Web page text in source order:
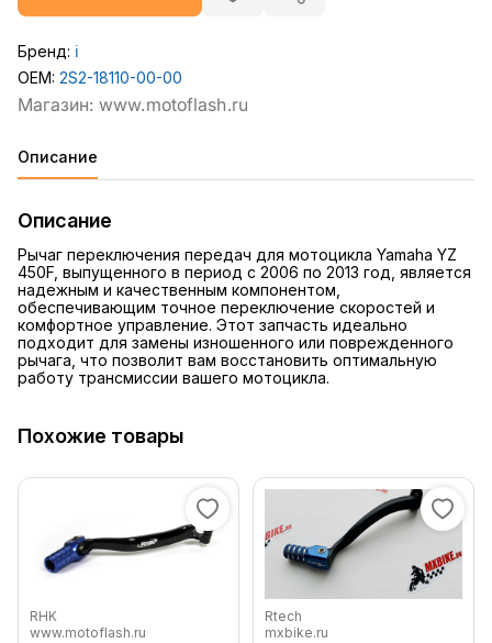
Бренд: ℹ️
OEM: 2S2-18110-00-00
Описание
Описание
Рычаг переключения передач для мотоцикла Yamaha YZ
450F, выпущенного в период с 2006 по 2013 год, является
надежным и качественным компонентом,
обеспечивающим точное переключение скоростей и
комфортное управление. Этот запчасть идеально
подходит для замены изношенного или поврежденного
рычага, что позволит вам восстановить оптимальную
работу трансмиссии вашего мотоцикла.
Похожие товары
RHK
www.motoflash.ru
Rtech
mxbike.ru